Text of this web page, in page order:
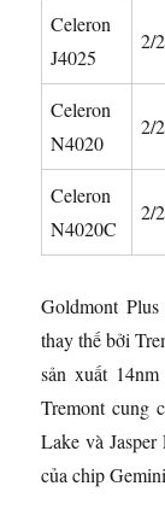
Celeron
J4025
2/2
Celeron
N4020
2/2
Celeron
N4020C
2/2
Goldmont
thay thế bởi
sản xuất
Tremont cung
Lake và
của chip